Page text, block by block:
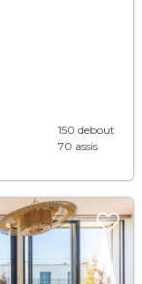
150 debout
70 assis